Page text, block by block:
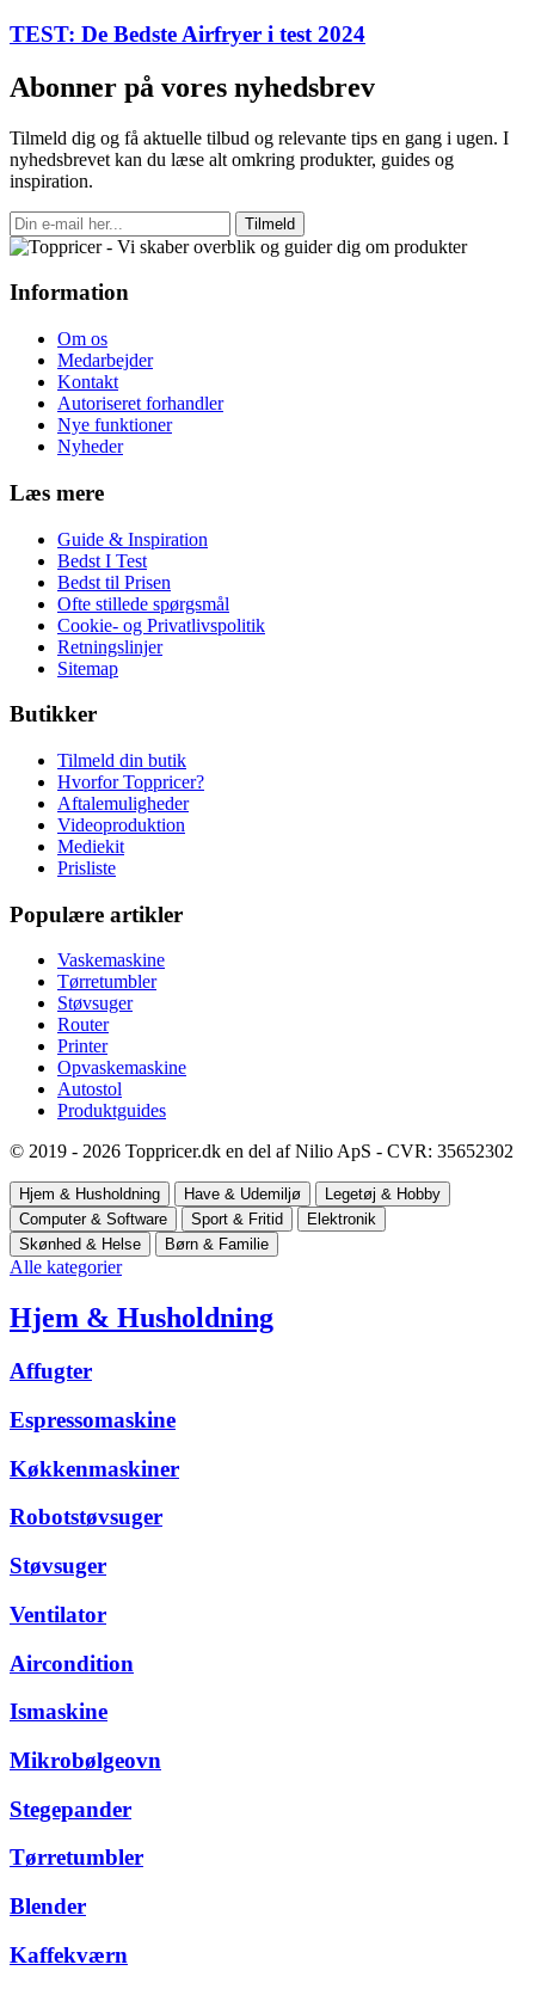
TEST: De Bedste Airfryer i test 2024
Abonner på vores nyhedsbrev
Tilmeld dig og få aktuelle tilbud og relevante tips en gang i ugen. I
nyhedsbrevet kan du læse alt omkring produkter, guides og
inspiration.
Tilmeld
Information
Om os
Medarbejder
Kontakt
Autoriseret forhandler
Nye funktioner
Nyheder
Læs mere
Guide & Inspiration
Bedst I Test
Bedst til Prisen
Ofte stillede spørgsmål
Cookie- og Privatlivspolitik
Retningslinjer
Sitemap
Butikker
Tilmeld din butik
Hvorfor Toppricer?
Aftalemuligheder
Videoproduktion
Mediekit
Prisliste
Populære artikler
Vaskemaskine
Tørretumbler
Støvsuger
Router
Printer
Opvaskemaskine
Autostol
Produktguides
© 2019 - 2026 Toppricer.dk en del af Nilio ApS - CVR: 35652302
Hjem & Husholdning Have & Udemiljø
Legetøj & Hobby
Computer & Software
Sport & Fritid
Elektronik
Skønhed & Helse
Børn & Familie
Alle kategorier
Hjem & Husholdning
Affugter
Espressomaskine
Køkkenmaskiner
Robotstøvsuger
Støvsuger
Ventilator
Aircondition
Ismaskine
Mikrobølgeovn
Stegepander
Tørretumbler
Blender
Kaffekværn